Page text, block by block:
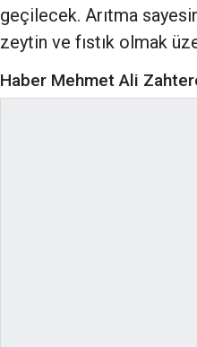
geçilecek. Arıtma
zeytin ve fıstık olmak
Haber Mehmet Ali